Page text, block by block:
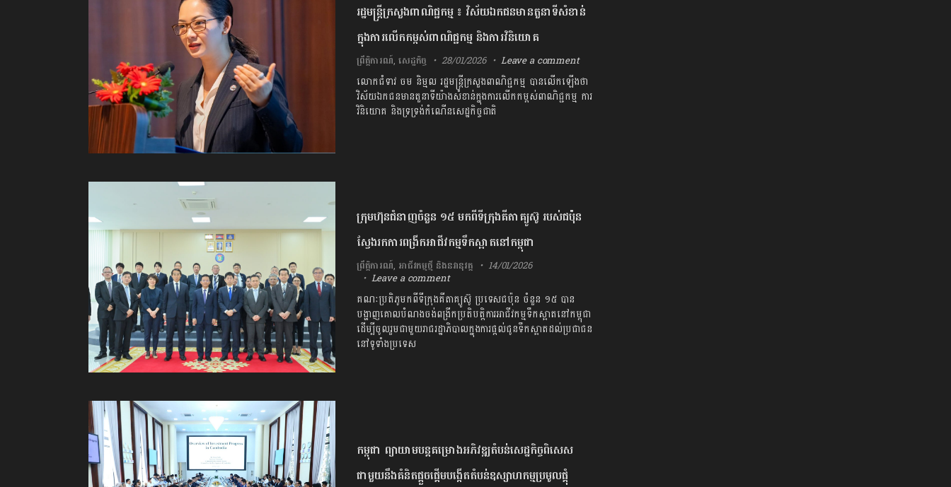
រដ្ឋមន្ត្រីក្រសួងពាណិជ្ជកម្ម ៖ វិស័យឯកជនមានតួនាទីសំខាន់
ក្នុងការលើកកម្ពស់ពាណិជ្ជកម្ម និងការវិនិយោគ
ព្រឹត្តិការណ៍, សេដ្ឋកិច្ច 28/01/2026 Leave a comment
លោកជំទាវ ចម និម្មល រដ្ឋមន្ត្រីក្រសួងពាណិជ្ជកម្ម បានលើកឡើងថា
វិស័យឯកជនមានតួនាទីយ៉ាងសំខាន់ក្នុងការលើកកម្ពស់ពាណិជ្ជកម្ម ការ
វិនិយោគ និងទ្រទ្រង់កំណើនសេដ្ឋកិច្ចជាតិ
ក្រុមហ៊ុនជំនាញចំនួន ១៥ មកពីទីក្រុងគីតាគ្យូស៊ូ របស់ជប៉ុន
ស្វែងរកការពង្រីកអាជីវកម្មទឹកស្អាតនៅកម្ពុជា
ព្រឹត្តិការណ៍, អាជីវកម្មថ្មី និងនវានុវត្ត 14/01/2026
Leave a comment
គណៈប្រតិភូមកពីទីក្រុងគីតាគ្យូស៊ូ ប្រទេសជប៉ុន ចំនួន ១៥ បាន
បង្ហាញគោលបំណងចង់ពង្រីកប្រតិបត្តិការអាជីវកម្មទឹកស្អាតនៅកម្ពុជា
ដើម្បីចូលរួមជាមួយរាជរដ្ឋាភិបាលក្នុងការផ្តល់ជូនទឹកស្អាតដល់ប្រជាជន
នៅទូទាំងប្រទេស
កម្ពុជា ព្យាយាមបន្តគម្រោងអភិវឌ្ឍតំបន់សេដ្ឋកិច្ចពិសេស
ជាមួយនឹងគំនិតផ្តួចផ្ដើមបង្កើតតំបន់ឧស្សាហកម្មប្រមូលផ្តុំ